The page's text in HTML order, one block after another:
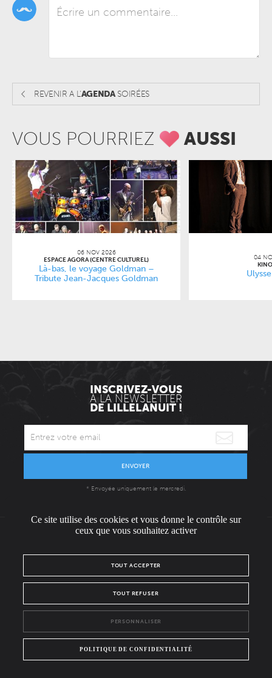
REVENIR A L'AGENDASOIRÉES
VOUS POURRIEZ AUSSI
06 NOV 2026
ESPACE AGORA (CENTRE CULTUREL)
Là-bas, le voyage Goldman –
Tribute Jean-Jacques Goldman
04
INSCRIVEZ-VOUS
À LA NEWSLETTER
DE LILLELANUIT !
ENVOYER
* Envoyée uniquement le mercredi.
L'ÉQUIPE
POLITIQUE DE CONFIDENTIALITÉ
FacebookInstagram
Ce site utilise des cookies et vous donne le contrôle sur
ceux que vous souhaitez activer
TOUT ACCEPTER
TOUT REFUSER
PERSONNALISER
POLITIQUE DE CONFIDENTIALITÉ